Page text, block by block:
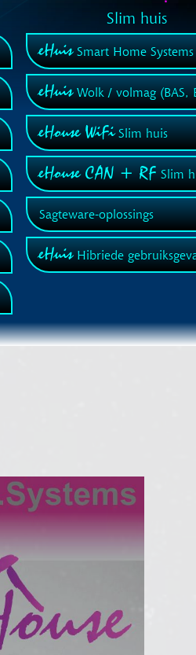
Slim huis
eHuisSmart Home Systems
eHuisWolk / volmag (BAS,
eHouse WiFiSlim huis
eHouse CAN + RFSlim
Sagteware-oplossings
eHuisHibriede